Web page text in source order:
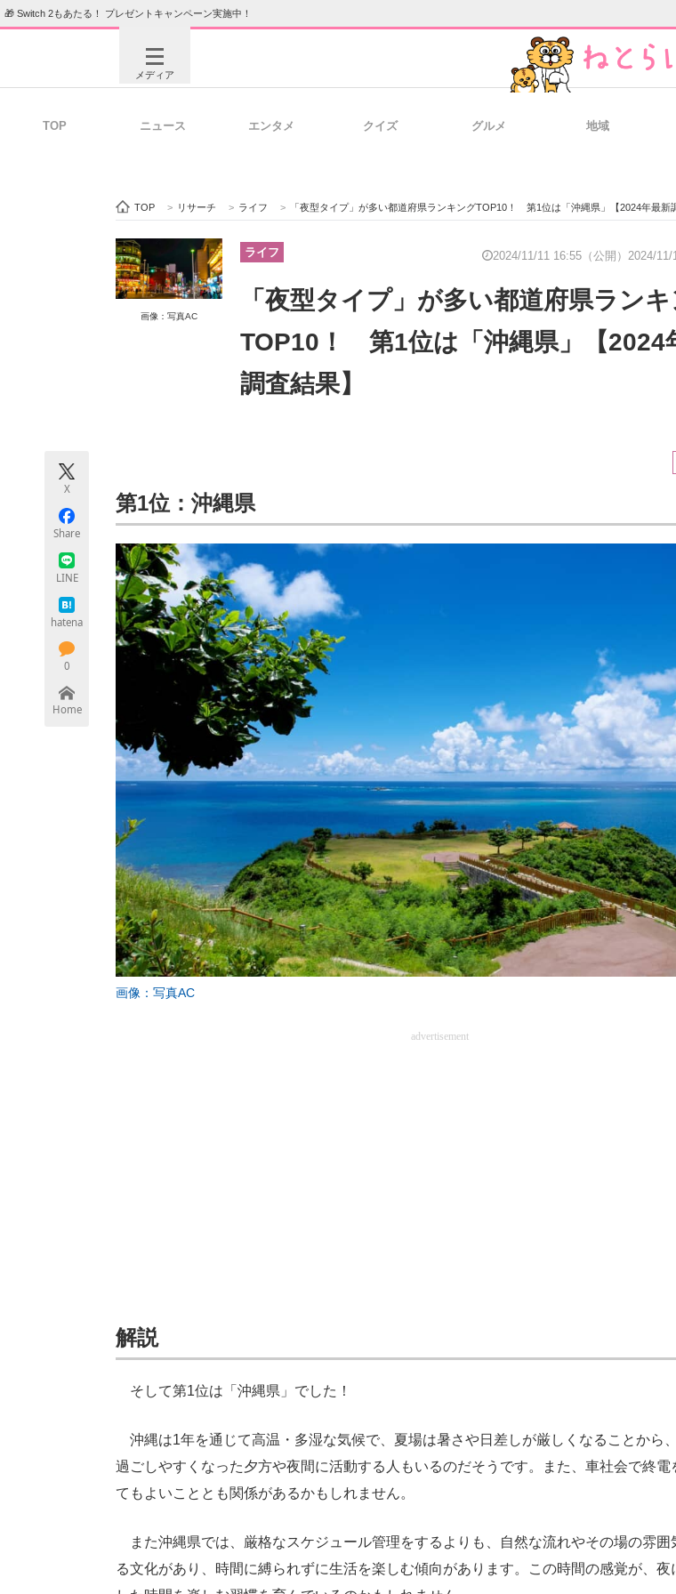
🎁 Switch 2もあたる！ プレゼントキャンペーン実施中！
メディア
ビジネスと働き方のヒント
IT製品の技術・比較・事例
ちょっと気になるネットの話題
TOP ニュース エンタメ クイズ グルメ 地域
TOP > リサーチ > ライフ > 「夜型タイプ」が多い都道府県ランキングTOP10！ 第1位は「沖縄県」【2024年最新
画像：写真AC
ライフ 2024/11/11 16:55（公開） 2024/11/
「夜型タイプ」が多い都道府県ラン
TOP10！ 第1位は「沖縄県」【2024
調査結果】
X
Share
LINE
hatena
0
Home
第1位：沖縄県
画像：写真AC
advertisement
解説
そして第1位は「沖縄県」でした！
沖縄は1年を通じて高温・多湿な気候で、夏場は暑さや日差しが厳しくなることから
過ごしやすくなった夕方や夜間に活動する人もいるのだそうです。また、車社会で終電
てもよいこととも関係があるかもしれません。
また沖縄県では、厳格なスケジュール管理をするよりも、自然な流れやその場の雰囲
る文化があり、時間に縛られずに生活を楽しむ傾向があります。この時間の感覚が、夜